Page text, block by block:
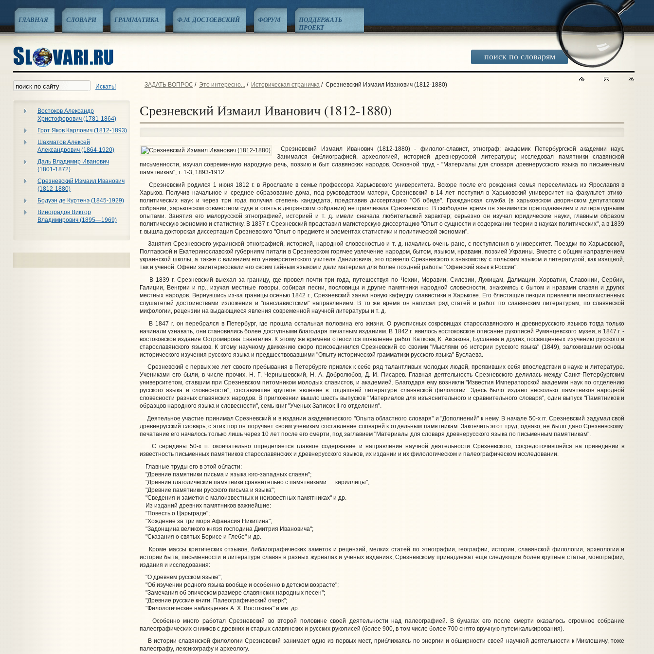
поиск по словарям
ГЛАВНАЯ СЛОВАРИ ГРАММАТИКА Ф.М. ДОСТОЕВСКИЙ ФОРУМ
ПОДДЕРЖАТЬ
ПРОЕКТ
Искать!
Востоков Александр
Христофорович (1781-1864)
Грот Яков Карлович (1812-1893)
Шахматов Алексей
Александрович (1864-1920)
Даль Владимир Иванович
(1801-1872)
Срезневский Измаил Иванович
(1812-1880)
Бодуэн де Куртенэ (1845-1929)
Виноградов Виктор
Владимирович (1895—1969)
ЗАДАТЬ ВОПРОС / Это интересно.../ Историческая страничка/ Срезневский Измаил Иванович (1812-1880)
Срезневский Измаил Иванович (1812-1880)
Срезневский Измаил Иванович (1812-1880) - филолог-славист, этнограф; академик Петербургской академии наук.
Занимался библиографией, археологией, историей древнерусской литературы; исследовал памятники славянской
письменности, изучал современную народную речь, поэзию и быт славянских народов. Основной труд - "Материалы для словаря древнерусского языка по письменным
памятникам", т. 1-3, 1893-1912.
Срезневский родился 1 июня 1812 г. в Ярославле в семье профессора Харьковского университета. Вскоре после его рождения семья переселилась из Ярославля в
Харьков. Получив начальное и среднее образование дома, под руководством матери, Срезневский в 14 лет поступил в Харьковский университет на факультет этико-
политических наук и через три года получил степень кандидата, представив диссертацию "Об обиде". Гражданская служба (в харьковском дворянском депутатском
собрании, харьковском совместном суде и опять в дворянском собрании) не привлекала Срезневского. В свободное время он занимался преподаванием и литературными
опытами. Занятия его малорусской этнографией, историей и т. д. имели сначала любительский характер; серьезно он изучал юридические науки, главным образом
политическую экономию и статистику. В 1837 г. Срезневский представил магистерскую диссертацию "Опыт о сущности и содержании теории в науках политических", а в 1839
г. вышла докторская диссертация Срезневского "Опыт о предмете и элементах статистики и политической экономии".
Занятия Срезневского украинской этнографией, историей, народной словесностью и т. д. начались очень рано, с поступления в университет. Поездки по Харьковской,
Полтавской и Екатеринославской губерниям питали в Срезневском горячее увлечение народом, бытом, языком, нравами, поэзией Украины. Вместе с общим направлением
украинской школы, а также с влиянием его университетского учителя Даниловича, это привело Срезневского к знакомству с польским языком и литературой, как изящной,
так и ученой. Офени заинтересовали его своим тайным языком и дали материал для более поздней работы "Офенский язык в России".
В 1839 г. Срезневский выехал за границу, где провел почти три года, путешествуя по Чехии, Моравии, Силезии, Лужицам, Далмации, Хорватии, Славонии, Сербии,
Галиции, Венгрии и пр., изучая местные говоры, собирая песни, пословицы и другие памятники народной словесности, знакомясь с бытом и нравами славян и других
местных народов. Вернувшись из-за границы осенью 1842 г., Срезневский занял новую кафедру славистики в Харькове. Его блестящие лекции привлекли многочисленных
слушателей достоинствами изложения и "панславистским" направлением. В то же время он написал ряд статей и работ по славянским литературам, по славянской
мифологии, рецензии на выдающиеся явления современной научной литературы и т. д.
В 1847 г. он перебрался в Петербург, где прошла остальная половина его жизни. О рукописных сокровищах старославянского и древнерусского языков тогда только
начинали узнавать, они становились более доступными благодаря печатным изданиям. В 1842 г. явилось востоковское описание рукописей Румянцевского музея, в 1847 г. -
востоковское издание Остромирова Евангелия. К этому же времени относится появление работ Каткова, К. Аксакова, Буслаева и других, посвященных изучению русского и
старославянского языков. К этому научному движению скоро присоединился Срезневский со своими "Мыслями об истории русского языка" (1849), заложившими основы
исторического изучения русского языка и предшествовавшими "Опыту исторической грамматики русского языка" Буслаева.
Срезневский с первых же лет своего пребывания в Петербурге привлек к себе ряд талантливых молодых людей, проявивших себя впоследствии в науке и литературе.
Учениками его были, в числе прочих, Н. Г. Чернышевский, Н. А. Добролюбов, Д. И. Писарев. Главная деятельность Срезневского делилась между Санкт-Петербургским
университетом, ставшим при Срезневском питомником молодых славистов, и академией. Благодаря ему возникли "Известия Императорской академии наук по отделению
русского языка и словесности", составившие крупное явление в тогдашней литературе славянской филологии. Здесь было издано несколько памятников народной
словесности разных славянских народов. В приложении вышло шесть выпусков "Материалов для изъяснительного и сравнительного словаря", один выпуск "Памятников и
образцов народного языка и словесности", семь книг "Ученых Записок II-го отделения".
Деятельное участие принимал Срезневский и в издании академического "Опыта областного словаря" и "Дополнений" к нему. В начале 50-х гг. Срезневский задумал свой
древнерусский словарь; с этих пор он поручает своим ученикам составление словарей к отдельным памятникам. Закончить этот труд, однако, не было дано Срезневскому:
печатание его началось только лишь через 10 лет после его смерти, под заглавием "Материалы для словаря древнерусского языка по письменным памятникам".
С середины 50-х гг. окончательно определяется главное содержание и направление научной деятельности Срезневского, сосредоточившейся на приведении в
известность письменных памятников старославянских и древнерусского языков, их издании и их филологическом и палеографическом исследовании.
Главные труды его в этой области:
"Древние памятники письма и языка юго-западных славян";
"Древние глаголические памятники сравнительно с памятниками кириллицы";
"Древние памятники русского письма и языка";
"Сведения и заметки о малоизвестных и неизвестных памятниках" и др.
Из изданий древних памятников важнейшие:
"Повесть о Царьграде";
"Хождение за три моря Афанасия Никитина";
"Задонщина великого князя господина Дмитрия Ивановича";
"Сказания о святых Борисе и Глебе" и др.
Кроме массы критических отзывов, библиографических заметок и рецензий, мелких статей по этнографии, географии, истории, славянской филологии, археологии и
истории быта, письменности и литературе славян в разных журналах и ученых изданиях, Срезневскому принадлежат еще следующие более крупные статьи, монографии,
издания и исследования:
"О древнем русском языке";
"Об изучении родного языка вообще и особенно в детском возрасте";
"Замечания об эпическом размере славянских народных песен";
"Древние русские книги. Палеографический очерк";
"Филологические наблюдения А. X. Востокова" и мн. др.
Особенно много работал Срезневский во второй половине своей деятельности над палеографией. В бумагах его после смерти оказалось огромное собрание
палеографических снимков с древних и старых славянских и русских рукописей (более 900, в том числе более 700 снято вручную путем калькирования).
В истории славянской филологии Срезневский занимает одно из первых мест, приближаясь по энергии и обширности своей научной деятельности к Миклошичу, тоже
палеографу, лексикографу и археологу.